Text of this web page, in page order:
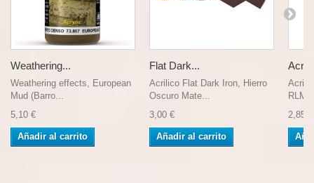
Weathering...
Weathering effects, European
Mud (Barro...
5,10 €
Añadir al carrito
Flat Dark...
Acrilico Flat Dark Iron, Hierro
Oscuro Mate...
3,00 €
Añadir al carrito
2,85 €